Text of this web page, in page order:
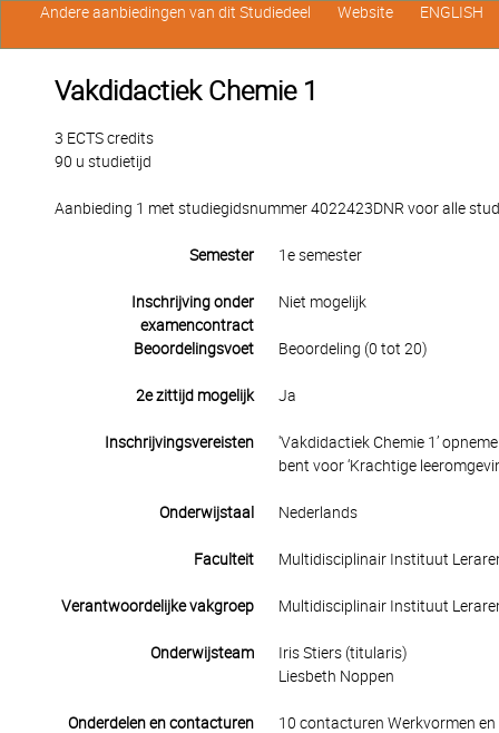
Vakdidactiek Chemie 1
3 ECTS credits
90 u studietijd
Aanbieding 1 met studiegidsnummer 4022423DNR voor alle
Semester 1e semester
Inschrijving onder
examencontract
Niet mogelijk
Beoordelingsvoet Beoordeling (0 tot 20)
2e zittijd mogelijk Ja
Inschrijvingsvereisten
'Vakdidactiek Chemie 1’
bent voor ‘Krachtige
Onderwijstaal Nederlands
Faculteit Multidisciplinair Instituut
Verantwoordelijke vakgroep Multidisciplinair Instituut
Onderwijsteam
Iris Stiers (titularis)
Liesbeth Noppen
Onderdelen en contacturen
10 contacturen Werkvormen en
Andere aanbiedingen van dit Studiedeel Website ENGLISH